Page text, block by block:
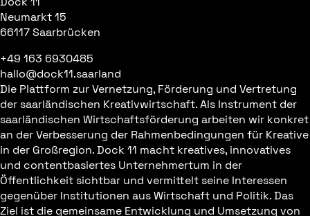
Neumarkt 15
66117 Saarbrücken
+49 163 6930485
hallo@dock11.saarland
Die Plattform zur Vernetzung, Förderung und Vertretung
der saarländischen Kreativwirtschaft. Als Instrument der
saarländischen Wirtschaftsförderung arbeiten wir konkret
an der Verbesserung der Rahmenbedingungen für Kreative
in der Großregion. Dock 11 macht kreatives, innovatives
und contentbasiertes Unternehmertum in der
Öffentlichkeit sichtbar und vermittelt seine Interessen
gegenüber Institutionen aus Wirtschaft und Politik. Das
Ziel ist die gemeinsame Entwicklung und Umsetzung von